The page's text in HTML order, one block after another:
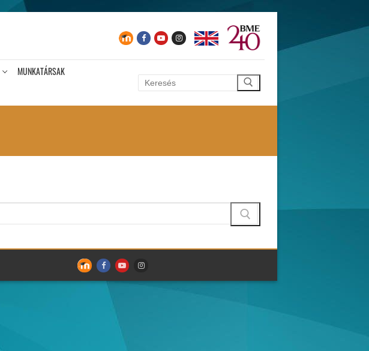
MUNKATÁRSAK
Keresése: